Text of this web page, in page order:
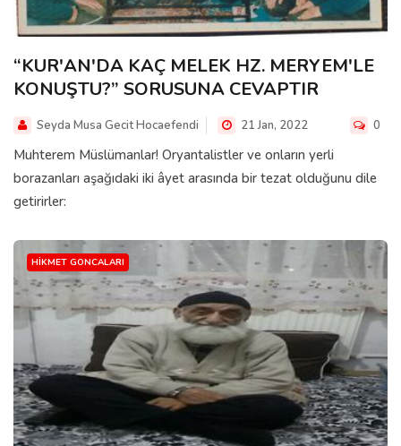
“KUR'AN'DA KAÇ MELEK HZ. MERYEM'LE
KONUŞTU?” SORUSUNA CEVAPTIR
Seyda Musa Gecit Hocaefendi 21 Jan, 2022 0
Muhterem Müslümanlar! Oryantalistler ve onların yerli
borazanları aşağıdaki iki âyet arasında bir tezat olduğunu dile
getirirler:
HIKMET GONCALARI